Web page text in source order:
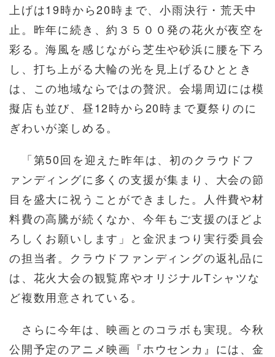
上げは19時から20時まで、小雨決行・荒天中
止。昨年に続き、約３５００発の花火が夜空を
彩る。海風を感じながら芝生や砂浜に腰を下ろ
し、打ち上がる大輪の光を見上げるひととき
は、この地域ならではの贅沢。会場周辺には模
擬店も並び、昼12時から20時まで夏祭りのに
ぎわいが楽しめる。
「第50回を迎えた昨年は、初のクラウドフ
ァンディングに多くの支援が集まり、大会の節
目を盛大に祝うことができました。人件費や材
料費の高騰が続くなか、今年もご支援のほどよ
ろしくお願いします」と金沢まつり実行委員会
の担当者。クラウドファンディングの返礼品に
は、花火大会の観覧席やオリジナルTシャツな
ど複数用意されている。
さらに今年は、映画とのコラボも実現。今秋
公開予定のアニメ映画『ホウセンカ』には、金